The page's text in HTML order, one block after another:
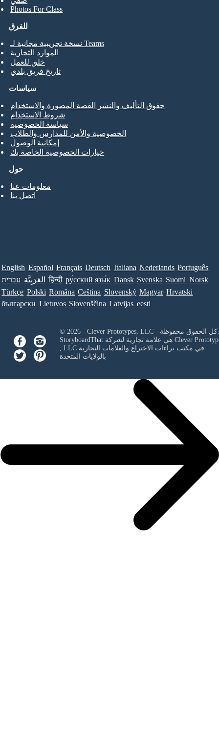
Photos For Class
للفرق
نسخة تجريبية مجانية لـ Teams
الموارد التجارية
خلق للعمل
تاريخ فريق بلدي
حول
معلومات عنا
اتصل بنا
سياسات
حقوق التأليف والنشر القصة المصورة والاستخدام
شروط الاستخدام
سياسة الخصوصية
الخصوصية والأمن للمدارس والطلاب
إمكانية الوصول
خيارات الخصوصية الخاصة بك
English Español Français Deutsch Italiana Nederlands Português
עברית العَرَبِيَّة हिन्दी ру́сский язы́к Dansk Svenska Suomi Norsk
Türkçe Polski Româna Ceština Slovenský Magyar Hrvatski
български Lietuvos Slovenščina Latvijas eesti
© 2026 - Clever Prototypes, LLC - كل الحقوق محفوظة.
StoryboardThat هي علامة تجارية لشركة Clever
, LLCفي مكتب براءات الاختراع والعلامات التجارية
بالولايات المتحدة